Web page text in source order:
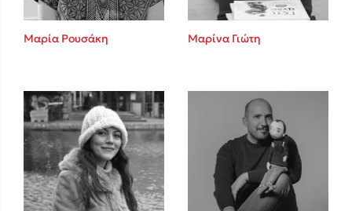
Το λιμάνι μου είσαι εσύ
Ιωάννης Γλωσσόπουλος
Ένας γίγαντας στο σχολείο
Μαρία Ρουσάκη Μαρίνα Γιώτη